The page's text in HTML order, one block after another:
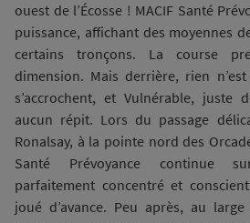
ouest de l’Écosse ! MACIF Santé
puissance, affichant des moyennes
certains tronçons. La course
dimension. Mais derrière, rien
s’accrochent, et Vulnérable, juste
aucun répit. Lors du passage
Ronalsay, à la pointe nord des
Santé Prévoyance continue
parfaitement concentré et
joué d’avance. Peu après, au